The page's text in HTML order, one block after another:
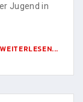
Jugend in
WEITERLESEN...